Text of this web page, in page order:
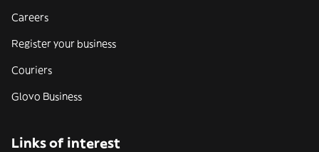
Careers
Register your business
Couriers
Glovo Business
Links of interest